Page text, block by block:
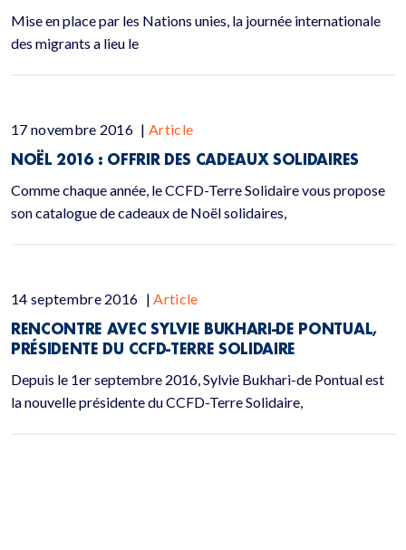
Mise en place par les Nations unies, la journée internationale
des migrants a lieu le
17 novembre 2016 | Article
NOËL 2016 : OFFRIR DES CADEAUX SOLIDAIRES
Comme chaque année, le CCFD-Terre Solidaire vous propose
son catalogue de cadeaux de Noël solidaires,
14 septembre 2016 | Article
RENCONTRE AVEC SYLVIE BUKHARI-DE PONTUAL,
PRÉSIDENTE DU CCFD-TERRE SOLIDAIRE
Depuis le 1er septembre 2016, Sylvie Bukhari-de Pontual est
la nouvelle présidente du CCFD-Terre Solidaire,